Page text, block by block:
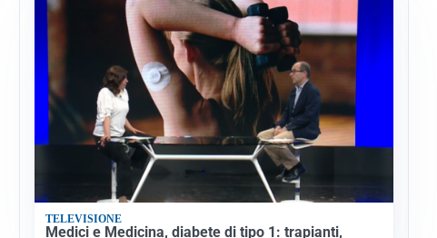
TELEVISIONE
Medici e Medicina, diabete di tipo 1: trapianti,